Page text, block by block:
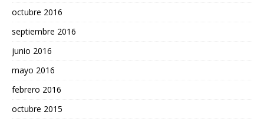
octubre 2016
septiembre 2016
junio 2016
mayo 2016
febrero 2016
octubre 2015